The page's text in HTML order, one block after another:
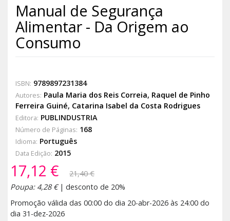
Manual de Segurança
Alimentar - Da Origem ao
Consumo
ISBN: 9789897231384
Autores: Paula Maria dos Reis Correia, Raquel de Pinho
Ferreira Guiné, Catarina Isabel da Costa Rodrigues
Editora: PUBLINDUSTRIA
Número de Páginas: 168
Idioma: Português
Data Edição: 2015
17,12 €
21,40 €
Poupa: 4,28 €| desconto de 20%
Promoção válida das 00:00 do dia 20-abr-2026 às 24:00 do
dia 31-dez-2026